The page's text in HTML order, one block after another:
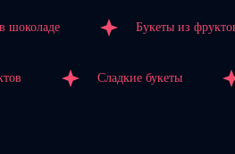
шоколаде Букеты из
Сладкие букеты